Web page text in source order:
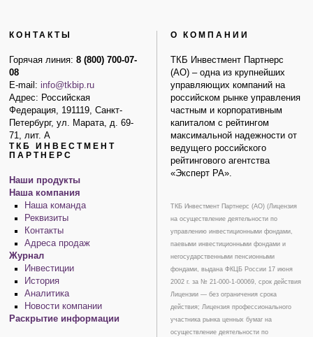
КОНТАКТЫ
Горячая линия:8 (800) 700-07-
08
E-mail:info@tkbip.ru
Адрес: Российская
Федерация, 191119, Санкт-
Петербург, ул. Марата, д. 69-
71, лит. А
ТКБ ИНВЕСТМЕНТ
ПАРТНЕРС
Наши продукты
Наша компания
Наша команда
Реквизиты
Контакты
Адреса продаж
Журнал
Инвестиции
История
Аналитика
Новости компании
Раскрытие информации
О КОМПАНИИ
ТКБ Инвестмент Партнерс
(АО) – одна из крупнейших
управляющих компаний на
российском рынке управления
частным и корпоративным
капиталом с рейтингом
максимальной надежности от
ведущего российского
рейтингового агентства
«Эксперт РА».
ТКБ Инвестмент Партнерс (АО) (Лицензия
на осуществление деятельности по
управлению инвестиционными фондами,
паевыми инвестиционными фондами и
негосударственными пенсионными
фондами, выдана ФКЦБ России 17 июня
2002 г. за № 21-000-1-00069, срок действия
Лицензии — без ограничения срока
действия; Лицензия профессионального
участника рынка ценных бумаг на
осуществление деятельности по